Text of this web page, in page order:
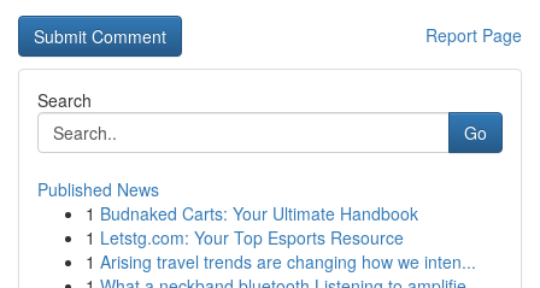
Report Page
Search
Go
Published News
1 Budnaked Carts: Your Ultimate Handbook
1 Letstg.com: Your Top Esports Resource
1 Arising travel trends are changing how we inten...